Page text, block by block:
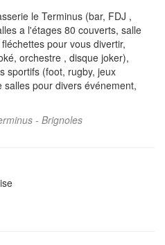
le Terminus (bar, FDJ ,
a l'étages 80 couverts, salle
pour vous divertir,
orchestre , disque joker),
sportifs (foot, rugby, jeux
pour divers événement,
- Brignoles